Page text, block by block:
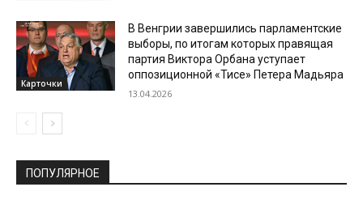
Карточки
В Венгрии завершились парламентские
выборы, по итогам которых правящая
партия Виктора Орбана уступает
оппозиционной «Тисе» Петера Мадьяра
13.04.2026
ПОПУЛЯРНОЕ